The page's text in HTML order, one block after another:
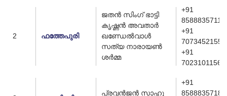
2 ഫത്തേപുരി
ജതൻ സിംഗ് ഭാട്ടി
കൃഷ്ണൻ അവതാർ
ഖണ്ഡേൽവാൾ
സത്യ നാരായൺ
ശർമ്മ
+91
8588835711
+91
7073452155
+91
7023101156
പ്രവൻജൻ സാഹു
+91
8588835718